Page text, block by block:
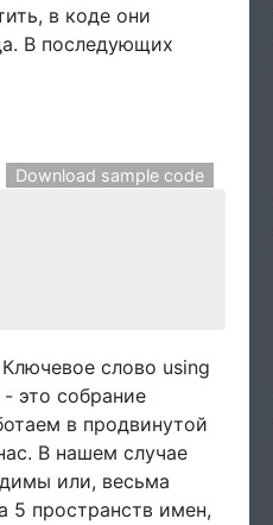
в коде они
В последующих
Download sample code
слово using
это собрание
в продвинутой
В нашем случае
или, весьма
5 пространств имен,